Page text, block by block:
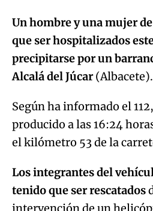
Un hombre y una mujer
que ser hospitalizados
precipitarse por un
Alcalá del Júcar(Albacete).
Según ha informado el
producido a las 16:24
el kilómetro 53 de la
Los integrantes del
tenido que ser rescatados